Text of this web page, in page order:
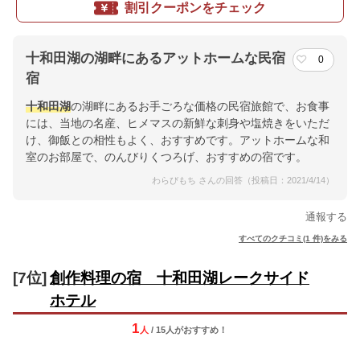
割引クーポンをチェック
十和田湖の湖畔にあるアットホームな民宿
宿
0
十和田湖の湖畔にあるお手ごろな価格の民宿旅館で、お食事
には、当地の名産、ヒメマスの新鮮な刺身や塩焼きをいただ
け、御飯との相性もよく、おすすめです。アットホームな和
室のお部屋で、のんびりくつろげ、おすすめの宿です。
わらびもち さんの回答（投稿日：2021/4/14）
通報する
すべてのクチコミ(1 件)をみる
[7位] 創作料理の宿 十和田湖レークサイド
ホテル
1 人 / 15人がおすすめ！